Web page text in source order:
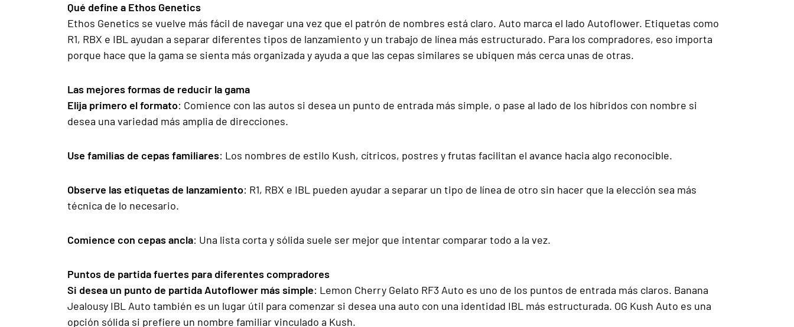
Qué define a Ethos Genetics
Ethos Genetics se vuelve más fácil de navegar una vez que el patrón de nombres está claro. Auto marca el lado Autoflower. Etiquetas como
R1, RBX e IBL ayudan a separar diferentes tipos de lanzamiento y un trabajo de línea más estructurado. Para los compradores, eso importa
porque hace que la gama se sienta más organizada y ayuda a que las cepas similares se ubiquen más cerca unas de otras.
Las mejores formas de reducir la gama
Elija primero el formato: Comience con las autos si desea un punto de entrada más simple, o pase al lado de los híbridos con nombre si
desea una variedad más amplia de direcciones.
Use familias de cepas familiares: Los nombres de estilo Kush, cítricos, postres y frutas facilitan el avance hacia algo reconocible.
Observe las etiquetas de lanzamiento: R1, RBX e IBL pueden ayudar a separar un tipo de línea de otro sin hacer que la elección sea más
técnica de lo necesario.
Comience con cepas ancla: Una lista corta y sólida suele ser mejor que intentar comparar todo a la vez.
Puntos de partida fuertes para diferentes compradores
Si desea un punto de partida Autoflower más simple: Lemon Cherry Gelato RF3 Auto es uno de los puntos de entrada más claros. Banana
Jealousy IBL Auto también es un lugar útil para comenzar si desea una auto con una identidad IBL más estructurada. OG Kush Auto es una
opción sólida si prefiere un nombre familiar vinculado a Kush.